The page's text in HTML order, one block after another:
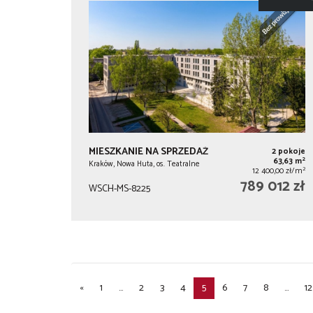
MIESZKANIE NA SPRZEDAŻ
Kraków, Nowa Huta, os. Teatralne
2 pokoje
63,63 m2
12 400,00 zł/m2
WSCH-MS-8225 789 012 zł
« 1 ... 2 3 4 5 6 7 8 ... 12